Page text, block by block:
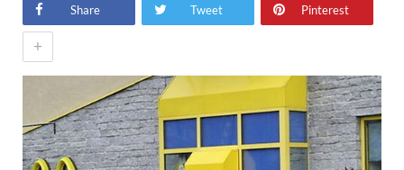
Share Tweet Pinterest
+